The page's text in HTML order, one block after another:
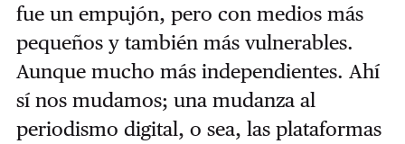
fue un empujón, pero con medios más
pequeños y también más vulnerables.
Aunque mucho más independientes. Ahí
sí nos mudamos; una mudanza al
periodismo digital, o sea, las plataformas